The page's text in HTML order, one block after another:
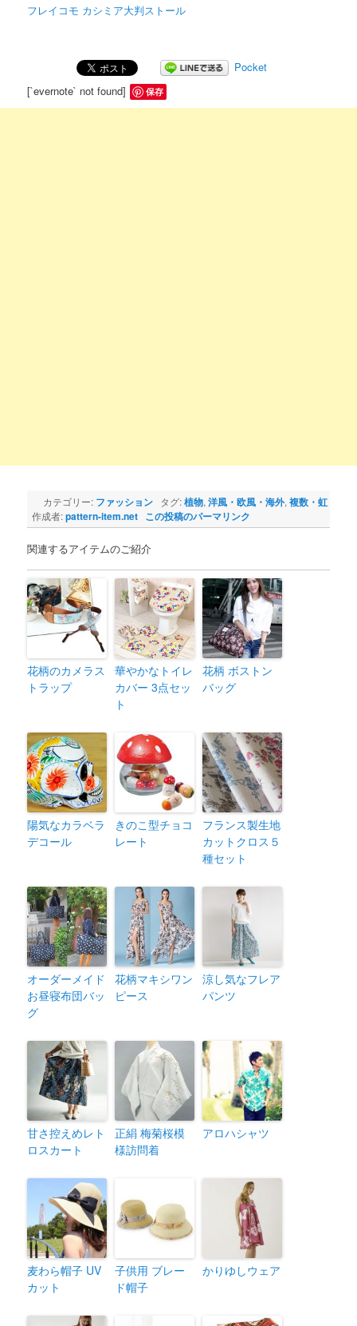
フレイコモ カシミア大判ストール
Pocket
[`evernote` not found]
保存
カテゴリー: ファッション タグ:植物,洋風・欧風・海外,複数・虹
作成者:pattern-item.net この投稿のパーマリンク
関連するアイテムのご紹介
花柄のカメラス
トラップ
華やかなトイレ
カバー 3点セッ
ト
花柄 ボストン
バッグ
陽気なカラベラ
デコール
きのこ型チョコ
レート
フランス製生地
カットクロス５
種セット
オーダーメイド
お昼寝布団バッ
グ
花柄マキシワン
ピース
涼し気なフレア
パンツ
甘さ控えめレト
ロスカート
正絹 梅菊桜模
様訪問着
アロハシャツ
麦わら帽子 UV
カット
子供用 ブレー
ド帽子
かりゆしウェア